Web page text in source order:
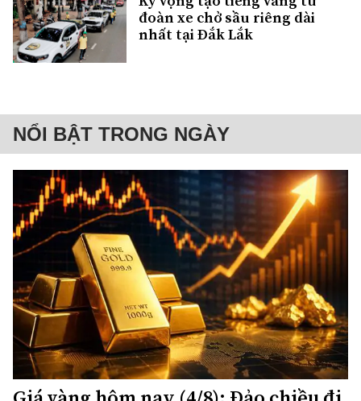
đoàn xe chở sầu riêng dài
nhất tại Đắk Lắk
NỔI BẬT TRONG NGÀY